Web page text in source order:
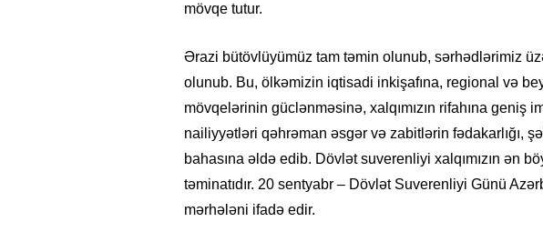
mövqe tutur.
Ərazi bütövlüyümüz tam təmin olunub, sərhədlərimiz
olunub. Bu, ölkəmizin iqtisadi inkişafına, regional və
mövqelərinin güclənməsinə, xalqımızın rifahına geniş
nailiyyətləri qəhrəman əsgər və zabitlərin fədakarlığı,
bahasına əldə edib. Dövlət suverenliyi xalqımızın ən
təminatıdır. 20 sentyabr – Dövlət Suverenliyi Günü
mərhələni ifadə edir.